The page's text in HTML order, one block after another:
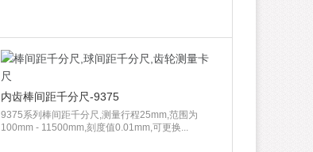
内齿棒间距千分尺-9375
9375系列棒间距千分尺,测量行程25mm,范围为
100mm - 11500mm,刻度值0.01mm,可更换...